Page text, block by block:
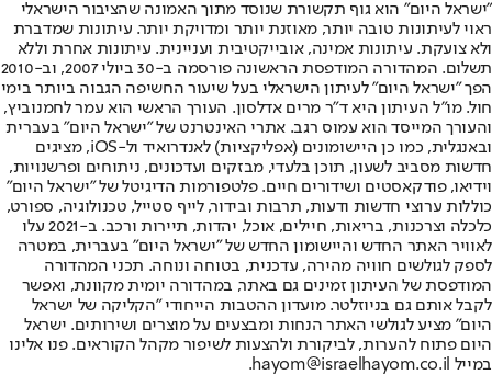
"ישראל היום" הוא גוף תקשורת שנוסד מתוך האמונה שהציבור הישראלי
ראוי לעיתונות טובה יותר, מאוזנת יותר ומדויקת יותר. עיתונות שמדברת
ולא צועקת. עיתונות אמינה, אובייקטיבית ועניינית. עיתונות אחרת וללא
תשלום. המהדורה המודפסת הראשונה פורסמה ב-30 ביולי 2007, וב-2010
הפך "ישראל היום" לעיתון הישראלי בעל שיעור החשיפה הגבוה ביותר בימי
חול. מו"ל העיתון היא ד"ר מרים אדלסון. העורך הראשי הוא עמר לחמנוביץ,
והעורך המייסד הוא עמוס רגב. אתרי האינטרנט של "ישראל היום" בעברית
ובאנגלית, כמו כן היישומונים (אפליקציות) לאנדרואיד ול-iOS, מציגים
חדשות מסביב לשעון, תוכן בלעדי, מבזקים ועדכונים, ניתוחים ופרשנויות,
וידיאו, פודקאסטים ושידורים חיים. פלטפורמות הדיגיטל של "ישראל היום"
כוללות ערוצי חדשות ודעות, תרבות ובידור, לייף סטייל, טכנולוגיה, ספורט,
כלכלה וצרכנות, בריאות, חיילים, אוכל, יהדות, תיירות ורכב. ב-2021 עלו
לאוויר האתר החדש והיישומון החדש של "ישראל היום" בעברית, במטרה
לספק לגולשים חוויה מהירה, עדכנית, בטוחה ונוחה. תכני המהדורה
המודפסת של העיתון זמינים גם באתר, במהדורה יומית מקוונת, ואפשר
לקבל אותם גם בניוזלטר. מועדון ההטבות הייחודי "הקליקה של ישראל
היום" מציע לגולשי האתר הנחות ומבצעים על מוצרים ושירותים. ישראל
היום פתוח להערות, לביקורת ולהצעות לשיפור מקהל הקוראים. פנו אלינו
במייל hayom@israelhayom.co.il.